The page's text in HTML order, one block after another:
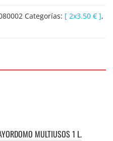
Categorías: [ 2x3.50 € ],
MULTIUSOS 1 L.